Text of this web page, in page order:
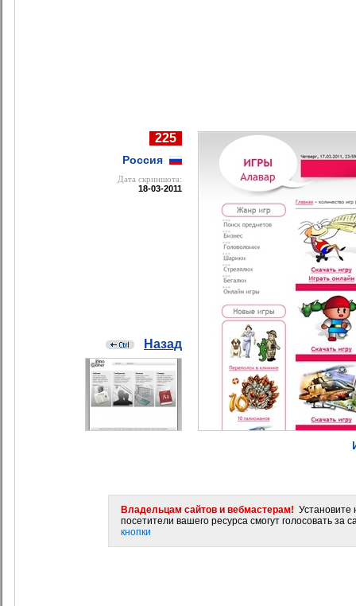
225
Россия
Дата cкриншота:
18-03-2011
Назад
Владельцам сайтов и вебмастерам! Установите
посетители вашего ресурса смогут голосовать за
кнопки